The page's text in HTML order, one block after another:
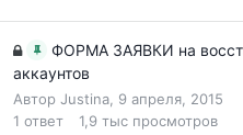
ФОРМА ЗАЯВКИ на
аккаунтов
Автор Justina 9 апреля, 2015
1 ответ 1,9 тыс просмотров